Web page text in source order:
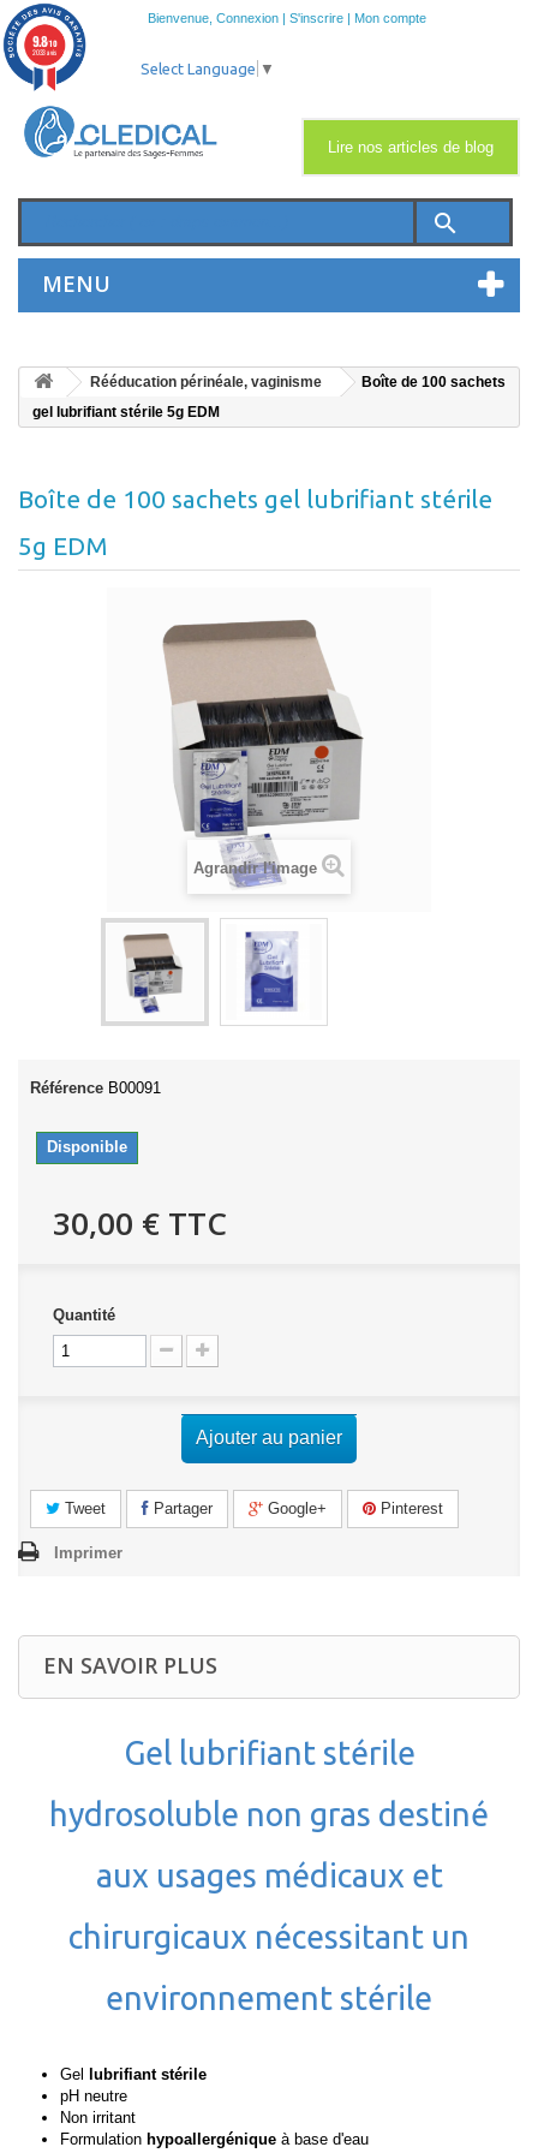
Bienvenue, Connexion | S'inscrire | Mon compte
search
MENU
Lire nos articles de blog
Select Language ▼
Rééducation périnéale, vaginisme
Boîte de 100 sachets
gel lubrifiant stérile 5g EDM
Boîte de 100 sachets gel lubrifiant stérile
5g EDM
Agrandir l'image
Référence B00091
Disponible
30,00 € TTC
Quantité
Ajouter au panier
Tweet Partager Google+ Pinterest
Imprimer
EN SAVOIR PLUS
Gel lubrifiant stérile
hydrosoluble non gras destiné
aux usages médicaux et
chirurgicaux nécessitant un
environnement stérile
Gel lubrifiant stérile
pH neutre
Non irritant
Formulation hypoallergénique à base d'eau
9.8/10
2033 avis